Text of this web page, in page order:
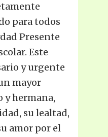
para todos
Presente
Este
y urgente
mayor
y hermana,
su lealtad,
amor por el